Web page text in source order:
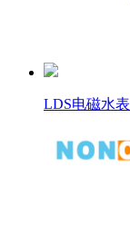
LDS电磁水表